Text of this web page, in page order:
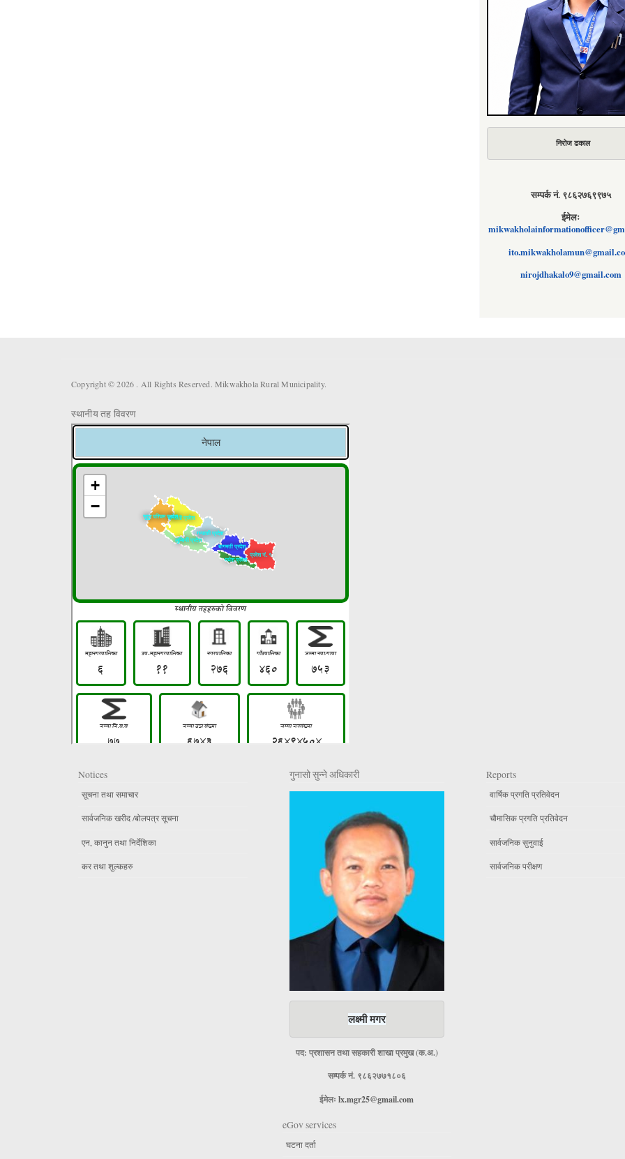
निरोज ढकाल
सम्पर्क नं. ९८६२७६९९७५
ईमेलः
nirojdhakalo9@gmail.com
Copyright © 2026 . All Rights Reserved. Mikwakhola Rural Municipality.
स्थानीय तह विवरण
Notices
सूचना तथा समाचार
सार्वजनिक खरीद /बोलपत्र सूचना
एन, कानुन तथा निर्देशिका
कर तथा शुल्कहरु
गुनासो सुन्ने अधिकारी
लक्ष्मी मगर
पद: प्रशासन तथा सहकारी शाखा प्रमुख (क.अ.)
सम्पर्क नं. ९८६२७७१८०६
ईमेलःlx.mgr25@gmail.com
eGov services
घटना दर्ता
Reports
वार्षिक प्रगति प्रतिवेदन
चौमासिक प्रगति प्रतिवेदन
सार्वजनिक सुनुवाई
सार्वजनिक परीक्षण